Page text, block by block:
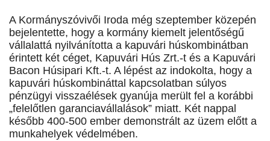
A Kormányszóvivői Iroda még szeptember közepén
bejelentette, hogy a kormány kiemelt jelentőségű
vállalattá nyilvánította a kapuvári húskombinátban
érintett két céget, Kapuvári Hús Zrt.-t és a Kapuvári
Bacon Húsipari Kft.-t. A lépést az indokolta, hogy a
kapuvári húskombináttal kapcsolatban súlyos
pénzügyi visszaélések gyanúja merült fel a korábbi
„felelőtlen garanciavállalások” miatt. Két nappal
később 400-500 ember demonstrált az üzem előtt a
munkahelyek védelmében.